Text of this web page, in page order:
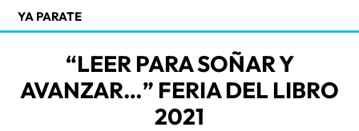
YA PARATE
“LEER PARA SOÑAR Y
AVANZAR…” FERIA DEL LIBRO
2021